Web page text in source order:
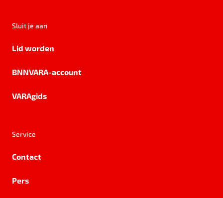
Sluit je aan
Lid worden
BNNVARA-account
VARAgids
Service
Contact
Pers